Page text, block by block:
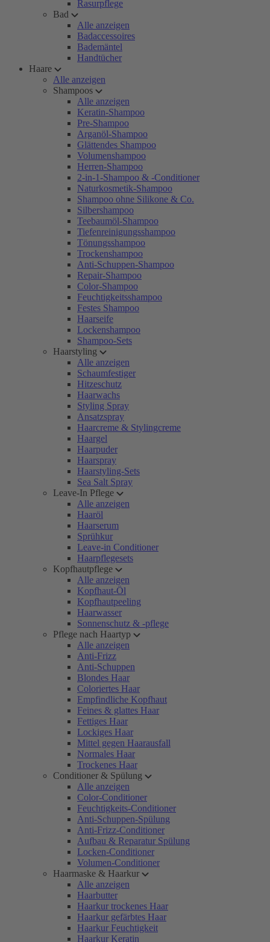
Rasurpflege
Bad
Alle anzeigen
Badaccessoires
Bademäntel
Handtücher
Haare
Alle anzeigen
Shampoos
Alle anzeigen
Keratin-Shampoo
Pre-Shampoo
Arganöl-Shampoo
Glättendes Shampoo
Volumenshampoo
Herren-Shampoo
2-in-1-Shampoo & -Conditioner
Naturkosmetik-Shampoo
Shampoo ohne Silikone & Co.
Silbershampoo
Teebaumöl-Shampoo
Tiefenreinigungsshampoo
Tönungsshampoo
Trockenshampoo
Anti-Schuppen-Shampoo
Repair-Shampoo
Color-Shampoo
Feuchtigkeitsshampoo
Festes Shampoo
Haarseife
Lockenshampoo
Shampoo-Sets
Haarstyling
Alle anzeigen
Schaumfestiger
Hitzeschutz
Haarwachs
Styling Spray
Ansatzspray
Haarcreme & Stylingcreme
Haargel
Haarpuder
Haarspray
Haarstyling-Sets
Sea Salt Spray
Leave-In Pflege
Alle anzeigen
Haaröl
Haarserum
Sprühkur
Leave-in Conditioner
Haarpflegesets
Kopfhautpflege
Alle anzeigen
Kopfhaut-Öl
Kopfhautpeeling
Haarwasser
Sonnenschutz & -pflege
Pflege nach Haartyp
Alle anzeigen
Anti-Frizz
Anti-Schuppen
Blondes Haar
Coloriertes Haar
Empfindliche Kopfhaut
Feines & glattes Haar
Fettiges Haar
Lockiges Haar
Mittel gegen Haarausfall
Normales Haar
Trockenes Haar
Conditioner & Spülung
Alle anzeigen
Color-Conditioner
Feuchtigkeits-Conditioner
Anti-Schuppen-Spülung
Anti-Frizz-Conditioner
Aufbau & Reparatur Spülung
Locken-Conditioner
Volumen-Conditioner
Haarmaske & Haarkur
Alle anzeigen
Haarbutter
Haarkur trockenes Haar
Haarkur gefärbtes Haar
Haarkur Feuchtigkeit
Haarkur Keratin